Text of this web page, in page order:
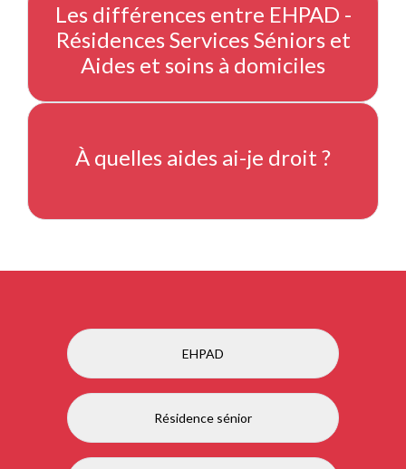
Les différences entre EHPAD -
Résidences Services Séniors et
Aides et soins à domiciles
À quelles aides ai-je droit ?
EHPAD
Résidence sénior